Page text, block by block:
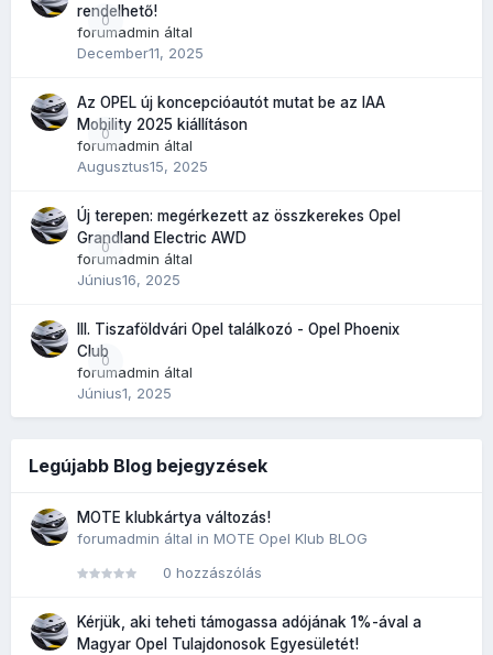
0
rendelhető!
forumadmin által
December11, 2025
0
Az OPEL új koncepcióautót mutat be az IAA
Mobility 2025 kiállításon
forumadmin által
Augusztus15, 2025
0
Új terepen: megérkezett az összkerekes Opel
Grandland Electric AWD
forumadmin által
Június16, 2025
0
III. Tiszaföldvári Opel találkozó - Opel Phoenix
Club
forumadmin által
Június1, 2025
Legújabb Blog bejegyzések
MOTE klubkártya változás!
forumadmin által in MOTE Opel Klub BLOG
0 hozzászólás
Kérjük, aki teheti támogassa adójának 1%-ával a
Magyar Opel Tulajdonosok Egyesületét!